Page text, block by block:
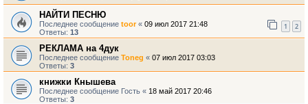
НАЙТИ ПЕСНЮ
Последнее сообщение toor« 09 июл 2017 21:48
Ответы: 13
1 2
РЕКЛАМА на 4дук
Последнее сообщение Toneg « 07 июл 2017 03:03
Ответы: 3
книжки Кнышева
Последнее сообщение Гость « 18 май 2017 20:46
Ответы: 3